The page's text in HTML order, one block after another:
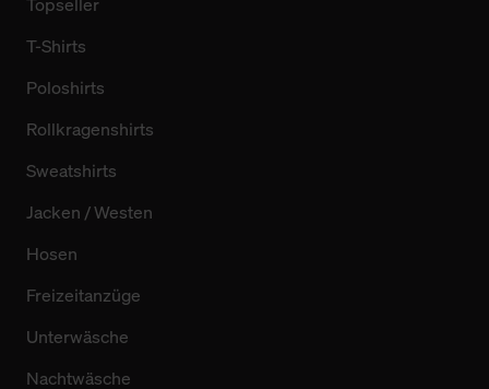
T-Shirts
Poloshirts
Rollkragenshirts
Sweatshirts
Jacken / Westen
Hosen
Freizeitanzüge
Unterwäsche
Nachtwäsche